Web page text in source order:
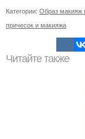
Категории: Образ макияж
причесок и макияжа
Читайте также